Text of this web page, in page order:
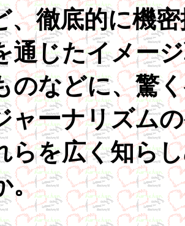
、徹底的に機
通じたイメー
のなどに、驚
ャーナリズム
らを広く知ら
。